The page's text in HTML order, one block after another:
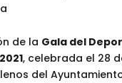
de la Gala del
, celebrada el 28
del